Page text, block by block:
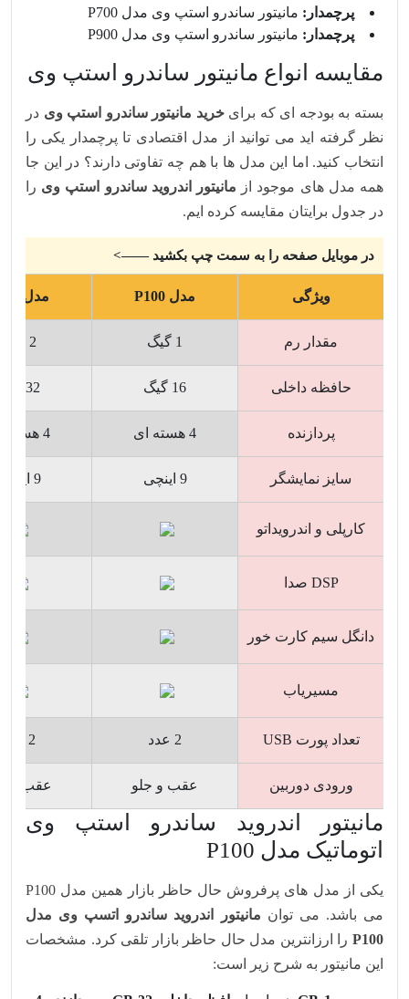
پرچمدار: مانیتور ساندرو استپ وی مدل P700
پرچمدار: مانیتور ساندرو استپ وی مدل P900
مقایسه انواع مانیتور ساندرو استپ وی
بسته به بودجه ای که برایخرید مانیتور ساندرو استپ وی در
نظر گرفته اید می توانید از مدل اقتصادی تا پرچمدار یکی را
انتخاب کنید. اما این مدل ها با هم چه تفاوتی دارند؟ در این جا
همه مدل های موجود از مانیتور اندروید ساندرو استپ وی را
در جدول برایتان مقایسه کرده ایم.
در موبایل صفحه را به سمت چپ بکشید ——>
ویژگی مدل P100 مدل P200
مقدار رم 1 گیگ 2 گیگ
حافظه داخلی 16 گیگ 32 گیگ
پردازنده 4 هسته ای 4 هسته ای
سایز نمایشگر 9 اینچی 9 اینچی
کارپلی و اندرویداتو
DSP صدا
دانگل سیم کارت خور
مسیریاب
تعداد پورت USB 2 عدد 2 عدد
ورودی دوربین عقب و جلو عقب و
مانیتور اندروید ساندرو استپ وی
اتوماتیک مدل P100
یکی از مدل های پرفروش حال حاظر بازار همین مدل P100
می باشد. می توان مانیتور اندروید ساندرو اتسپ وی مدل
P100 را ارزانترین مدل حال حاظر بازار تلقی کرد. مشخصات
این مانیتور به شرح زیر است: